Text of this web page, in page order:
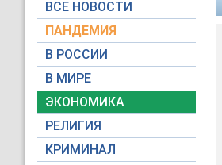
ВСЕ НОВОСТИ
ПАНДЕМИЯ
В РОССИИ
В МИРЕ
ЭКОНОМИКА
РЕЛИГИЯ
КРИМИНАЛ